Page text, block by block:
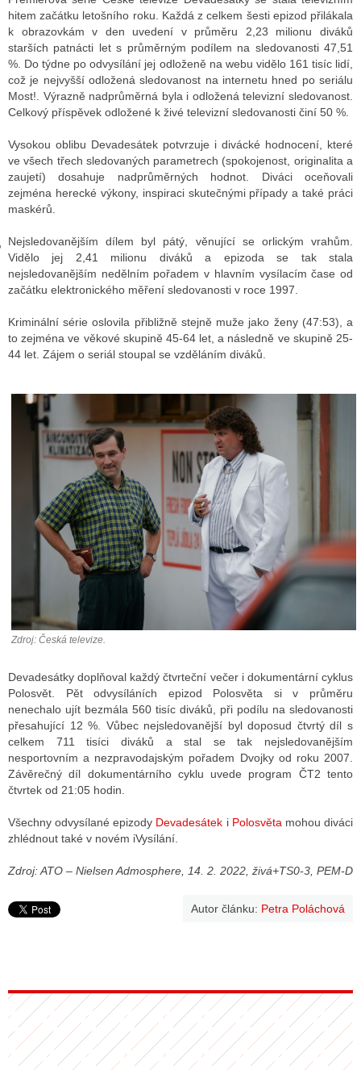
STÁT BLOGEREM
BLOGERA
DISKUTÉRA NA RADIOTV
hitem začátku letošního roku. Každá z celkem šesti epizod přilákala
k obrazovkám v den uvedení v průměru 2,23 milionu diváků
starších patnácti let s průměrným podílem na sledovanosti 47,51
%. Do týdne po odvysílání jej odloženě na webu vidělo 161 tisíc lidí,
což je nejvyšší odložená sledovanost na internetu hned po seriálu
Most!. Výrazně nadprůměrná byla i odložená televizní sledovanost.
Celkový příspěvek odložené k živé televizní sledovanosti činí 50 %.
Vysokou oblibu Devadesátek potvrzuje i divácké hodnocení, které
ve všech třech sledovaných parametrech (spokojenost, originalita a
zaujetí) dosahuje nadprůměrných hodnot. Diváci oceňovali
zejména herecké výkony, inspiraci skutečnými případy a také práci
maskérů.
Nejsledovanějším dílem byl pátý, věnující se orlickým vrahům.
Vidělo jej 2,41 milionu diváků a epizoda se tak stala
nejsledovanějším nedělním pořadem v hlavním vysílacím čase od
začátku elektronického měření sledovanosti v roce 1997.
Kriminální série oslovila přibližně stejně muže jako ženy (47:53), a
to zejména ve věkové skupině 45-64 let, a následně ve skupině 25-
44 let. Zájem o seriál stoupal se vzděláním diváků.
Zdroj: Česká televize.
Devadesátky doplňoval každý čtvrteční večer i dokumentární cyklus
Polosvět. Pět odvysíláních epizod Polosvěta si v průměru
nenechalo ujít bezmála 560 tisíc diváků, při podílu na sledovanosti
přesahující 12 %. Vůbec nejsledovanější byl doposud čtvrtý díl s
celkem 711 tisíci diváků a stal se tak nejsledovanějším
nesportovním a nezpravodajským pořadem Dvojky od roku 2007.
Závěrečný díl dokumentárního cyklu uvede program ČT2 tento
čtvrtek od 21:05 hodin.
Všechny odvysílané epizody Devadesátek i Polosvětamohou diváci
zhlédnout také v novém iVysílání.
Zdroj: ATO – Nielsen Admosphere, 14. 2. 2022, živá+TS0-3, PEM-D
Autor článku: Petra Poláchová